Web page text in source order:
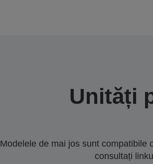
Unități
Modelele de mai jos sunt compatibile
consultați